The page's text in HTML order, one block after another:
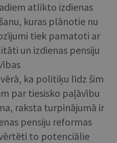
atlikto izdienas
kuras plānotie nu
tiek pamatoti ar
un izdienas pensiju
ka politiķu līdz šim
par tiesisko paļāvību
raksta turpinājumā ir
pensiju reformas
to potenciālie